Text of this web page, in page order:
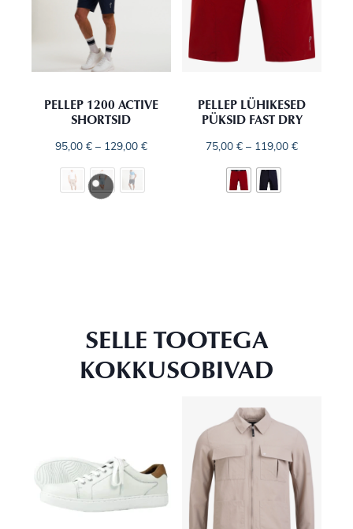
PELLEP 1200 ACTIVE
SHORTSID
95,00 € – 129,00 €
PELLEP LÜHIKESED
PÜKSID FAST DRY
75,00€ – 119,00€
SELLE TOOTEGA
KOKKUSOBIVAD